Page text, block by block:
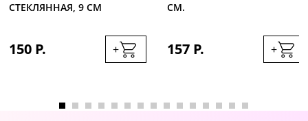
СТЕКЛЯННАЯ, 9 СМ
150 Р. +
СМ.
157 Р. +